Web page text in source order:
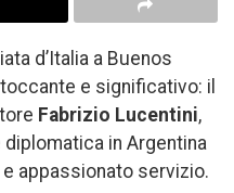
d’Italia a Buenos
e significativo: il
Fabrizio Lucentini,
in Argentina
appassionato servizio.